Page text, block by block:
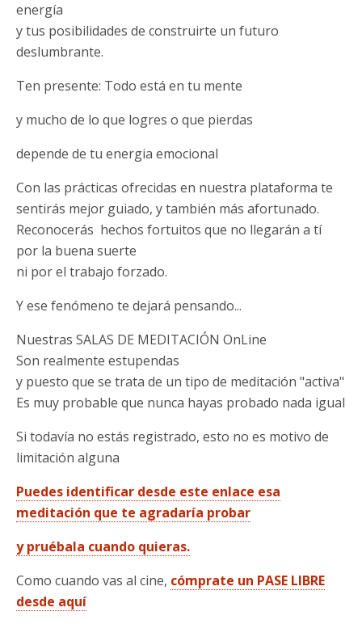
energía
y tus posibilidades de construirte un futuro
deslumbrante.
Ten presente: Todo está en tu mente
y mucho de lo que logres o que pierdas
depende de tu energia emocional
Con las prácticas ofrecidas en nuestra plataforma te
sentirás mejor guiado, y también más afortunado.
Reconocerás hechos fortuitos que no llegarán a tí
por la buena suerte
ni por el trabajo forzado.
Y ese fenómeno te dejará pensando...
Nuestras SALAS DE MEDITACIÓN OnLine
Son realmente estupendas​
y puesto que se trata de un tipo de meditación "activa"
Es muy probable que nunca hayas probado nada igual
Si todavía no estás registrado, esto no es motivo de
limitación alguna
Puedes identificar desde este enlace esa
meditación que te agradaría probar
y pruébala cuando quieras.
Como cuando vas al cine, cómprate un PASE LIBRE
desde aquí